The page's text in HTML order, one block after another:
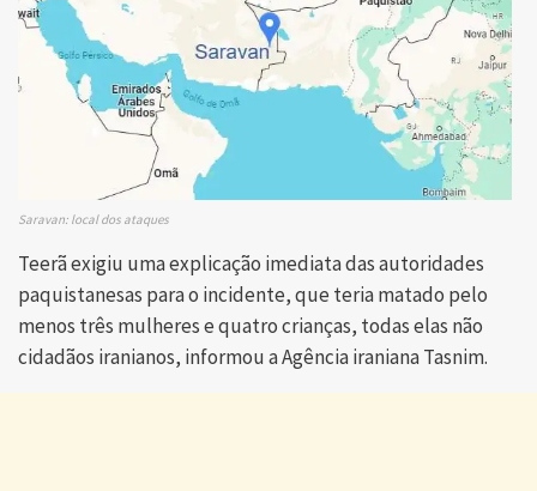
Saravan: local dos ataques
Teerã exigiu uma explicação imediata das autoridades
paquistanesas para o incidente, que teria matado pelo
menos três mulheres e quatro crianças, todas elas não
cidadãos iranianos, informou a Agência iraniana Tasnim.